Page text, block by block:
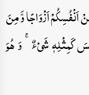
اَزۡوَاجًا وَّ مِنَ
کَمِثۡلِہٖ شَیۡءٌ ۚ وَ ہُوَ